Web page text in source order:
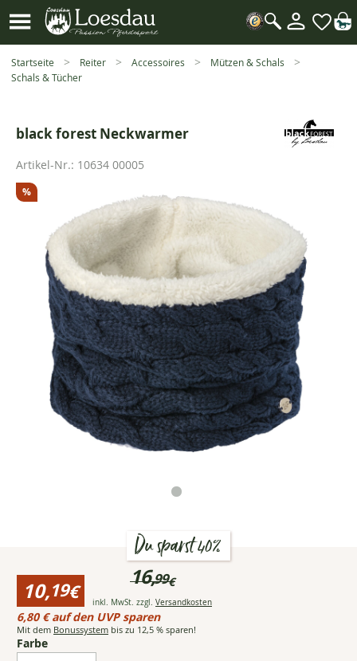
Mein
Startseite Reiter Accessoires
Mützen & Schals
Schals & Tücher
black forest Neckwarmer
Artikel-Nr.: 10634 00005
%
Du sparst 40%
für
black
forest
Neckwarmer
10,19€
Reduzierter
Preis:
10,19
€
16,99€
Ursprünglicher
Preis:bisher
16,99
inkl. MwSt. zzgl. VersandkostenÖffnet Popup mit
6,80 € auf den UVP sparen
Mit dem Bonussystem bis zu 12,5 % sparen!
Farbe